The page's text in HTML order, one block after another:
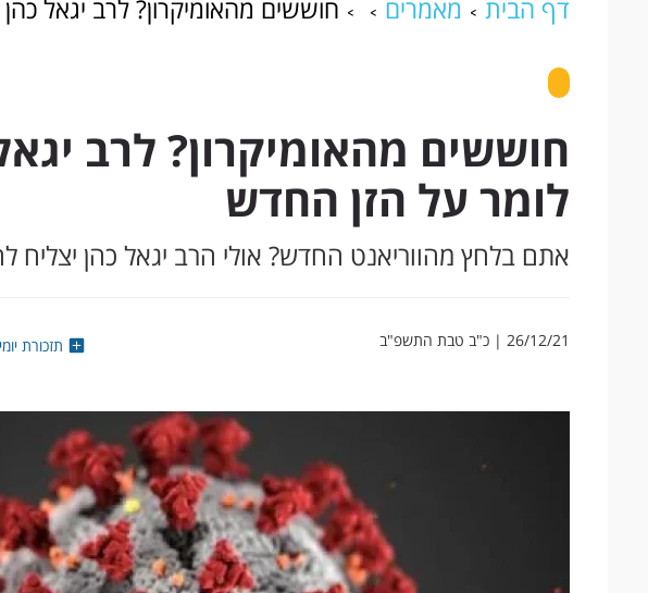
דף הבית מאמרים חוששים מהאומיקרון? לרב יגאל
חוששים מהאומיקרון? לרב
לומר על הזן החדש
אתם בלחץ מהווריאנט החדש? אולי הרב יגאל כהן יצליח
26/12/21 | כ"ב טבת התשפ"ב תזכורת